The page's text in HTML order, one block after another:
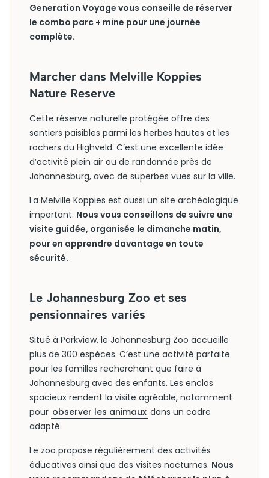
Generation Voyage vous conseille de réserver
le combo parc + mine pour une journée
complète.
Marcher dans Melville Koppies
Nature Reserve
Cette réserve naturelle protégée offre des
sentiers paisibles parmi les herbes hautes et les
rochers du Highveld. C’est une excellente idée
d’activité plein air ou de randonnée près de
Johannesburg, avec de superbes vues sur la ville.
La Melville Koppies est aussi un site archéologique
important. Nous vous conseillons de suivre une
visite guidée, organisée le dimanche matin,
pour en apprendre davantage en toute
sécurité.
Le Johannesburg Zoo et ses
pensionnaires variés
Situé à Parkview, le Johannesburg Zoo accueille
plus de 300 espèces. C’est une activité parfaite
pour les familles recherchant que faire à
Johannesburg avec des enfants. Les enclos
spacieux rendent la visite agréable, notamment
pour observer les animaux dans un cadre
adapté.
Le zoo propose régulièrement des activités
éducatives ainsi que des visites nocturnes. Nous